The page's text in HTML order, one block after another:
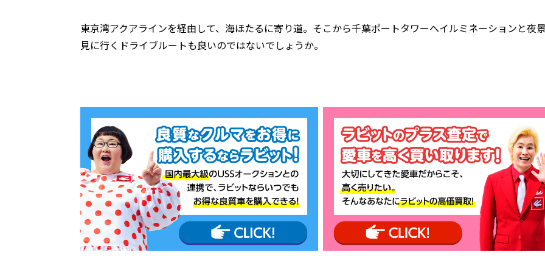
東京湾アクアラインを経由して、海ほたるに寄り道。そこから千葉ポートタワーへイルミネーションと夜
見に行くドライブルートも良いのではないでしょうか。